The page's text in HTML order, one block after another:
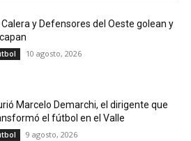
Calera y Defensores del Oeste golean y
10 agosto, 2026
Marcelo Demarchi, el dirigente que
el fútbol en el Valle
9 agosto, 2026